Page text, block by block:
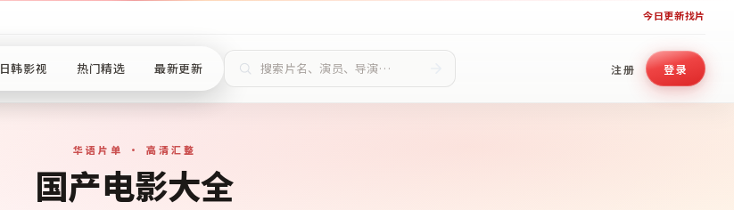
今日更新找片
日韩影视 热门精选 最新更新 注册 登录
华语片单 · 高清汇整
国产电影大全